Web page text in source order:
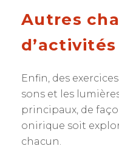
Autres
d’activités
Enfin, des
sons et les
principaux, de
onirique soit
chacun.